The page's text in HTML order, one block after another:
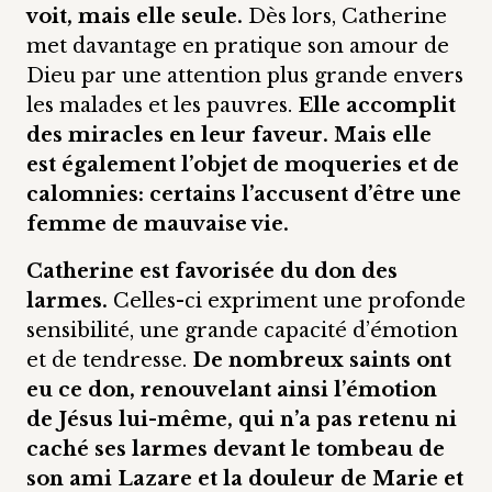
voit, mais elle seule. Dès lors, Catherine
met davantage en pratique son amour de
Dieu par une attention plus grande envers
les malades et les pauvres. Elle accomplit
des miracles en leur faveur. Mais elle
est également l’objet de moqueries et de
calomnies: certains l’accusent d’être une
femme de mauvaise vie.
Catherine est favorisée du don des
larmes. Celles-ci expriment une profonde
sensibilité, une grande capacité d’émotion
et de tendresse. De nombreux saints ont
eu ce don, renouvelant ainsi l’émotion
de Jésus lui-même, qui n’a pas retenu ni
caché ses larmes devant le tombeau de
son ami Lazare et la douleur de Marie et